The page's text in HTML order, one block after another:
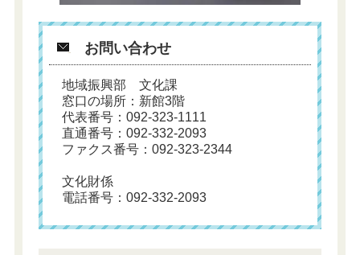
お問い合わせ
地域振興部 文化課
窓口の場所：新館3階
代表番号：092-323-1111
直通番号：092-332-2093
ファクス番号：092-323-2344
文化財係
電話番号：092-332-2093